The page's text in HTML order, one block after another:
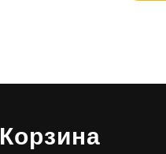
Корзина